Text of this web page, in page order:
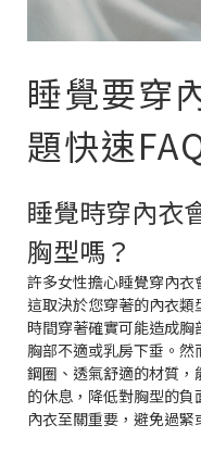
睡覺要穿
題快速
睡覺時穿內衣
胸型嗎？
許多女性擔心睡覺穿內衣
這取決於您穿著的內衣
時間穿著確實可能造成
胸部不適或乳房下垂。
鋼圈、透氣舒適的材質
的休息，降低對胸型的
內衣至關重要，避免過緊